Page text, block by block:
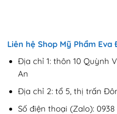
Liên hệ Shop Mỹ Phẩm Eva
Địa chỉ 1: thôn 10 Quỳnh
An
Địa chỉ 2: tổ 5, thị trấn
Số điện thoại (Zalo): 0938